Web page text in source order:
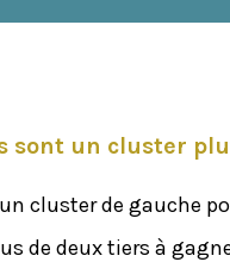
sont un cluster
cluster de gauche
de deux tiers à